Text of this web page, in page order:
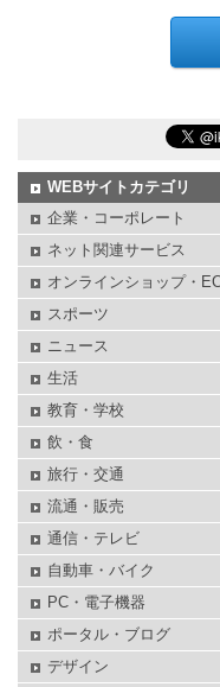
WEBサイトカテゴリ
企業・コーポレート
ネット関連サービス
オンラインショップ・
スポーツ
ニュース
生活
教育・学校
飲・食
旅行・交通
流通・販売
通信・テレビ
自動車・バイク
PC・電子機器
ポータル・ブログ
デザイン